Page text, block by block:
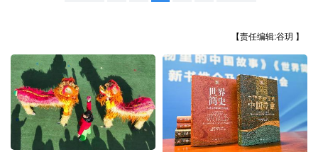
辽宁 吉林 上海 江苏
浙江 安徽 福建 江西
山东 河南 湖北 湖南
广东 广西 海南 重庆
【责任编辑:谷玥 】